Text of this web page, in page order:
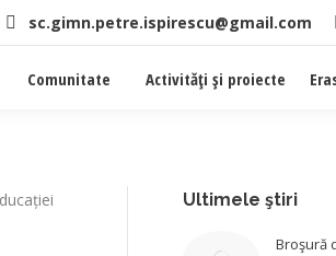
sc.gimn.petre.ispirescu@gmail.com
Comunitate Activităţi şi proiecte
Ultimele ştiri
Broşură